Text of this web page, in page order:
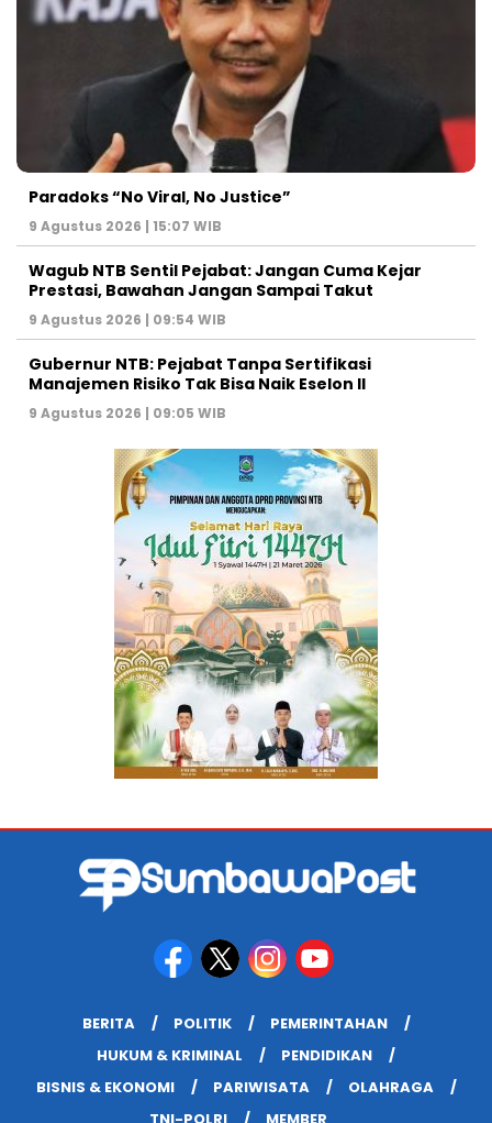
Paradoks “No Viral, No Justice”
9 Agustus 2026 | 15:07 WIB
Wagub NTB Sentil Pejabat: Jangan Cuma Kejar
Prestasi, Bawahan Jangan Sampai Takut
9 Agustus 2026 | 09:54 WIB
Gubernur NTB: Pejabat Tanpa Sertifikasi
Manajemen Risiko Tak Bisa Naik Eselon II
9 Agustus 2026 | 09:05 WIB
BERITA POLITIK
PEMERINTAHAN
HUKUM & KRIMINAL
PENDIDIKAN
BISNIS & EKONOMI
PARIWISATA
OLAHRAGA
TNI-POLRI
MEMBER